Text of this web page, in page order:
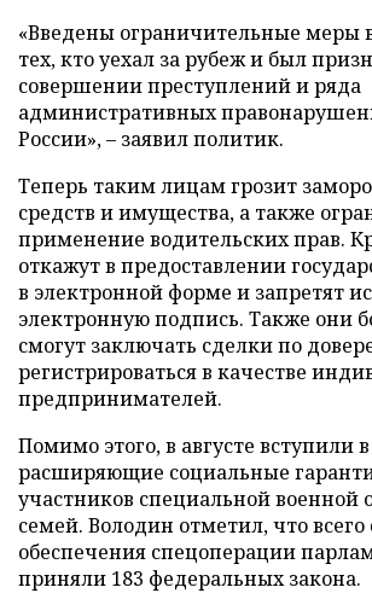
«Введены ограничительные меры
тех, кто уехал за рубеж и был
совершении преступлений и ряда
административных
России», – заявил политик.
Теперь таким лицам грозит
средств и имущества, а также
применение водительских прав.
откажут в предоставлении
в электронной форме и запретят
электронную подпись. Также они
смогут заключать сделки по
регистрироваться в качестве
предпринимателей.
Помимо этого, в августе вступили
расширяющие социальные
участников специальной военной
семей. Володин отметил, что всего
обеспечения спецоперации
приняли 183 федеральных закона.